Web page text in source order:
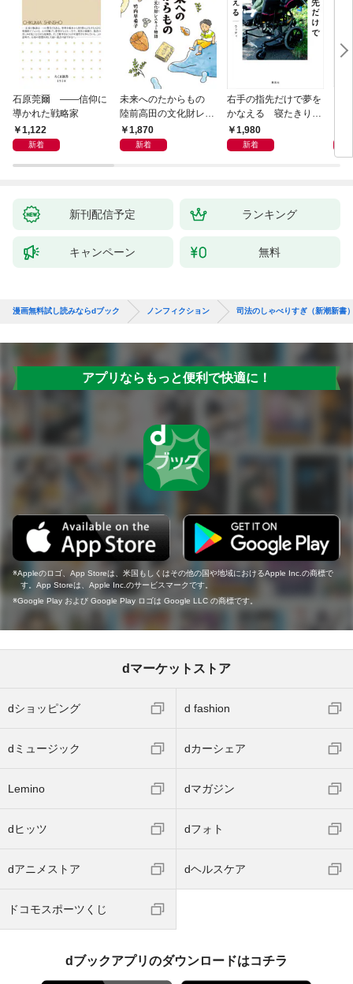
石原莞爾 ――信仰に
導かれた戦略家
1,122
新着
未来へのたからもの
陸前高田の文化財レス
キュー物語
1,870
新着
右手の指先だけで夢を
かなえる 寝たきり系
男子ウッディの日々
1,980
新着
新刊配信予定 ランキング
キャンペーン 無料
漫画無料試し読みならdブック ノンフィクション 司法のしゃべりすぎ（新潮新書
アプリならもっと便利で快適に！
Appleのロゴ、App Storeは、米国もしくはその他の国や地域におけるApple Inc.の商標で
す。App Storeは、Apple Inc.のサービスマークです。
Google Play および Google Play ロゴは Google LLC の商標です。
dマーケットストア
dショッピング d fashion
dミュージック dカーシェア
Lemino dマガジン
dヒッツ dフォト
dアニメストア dヘルスケア
ドコモスポーツくじ
dブックアプリのダウンロードはコチラ